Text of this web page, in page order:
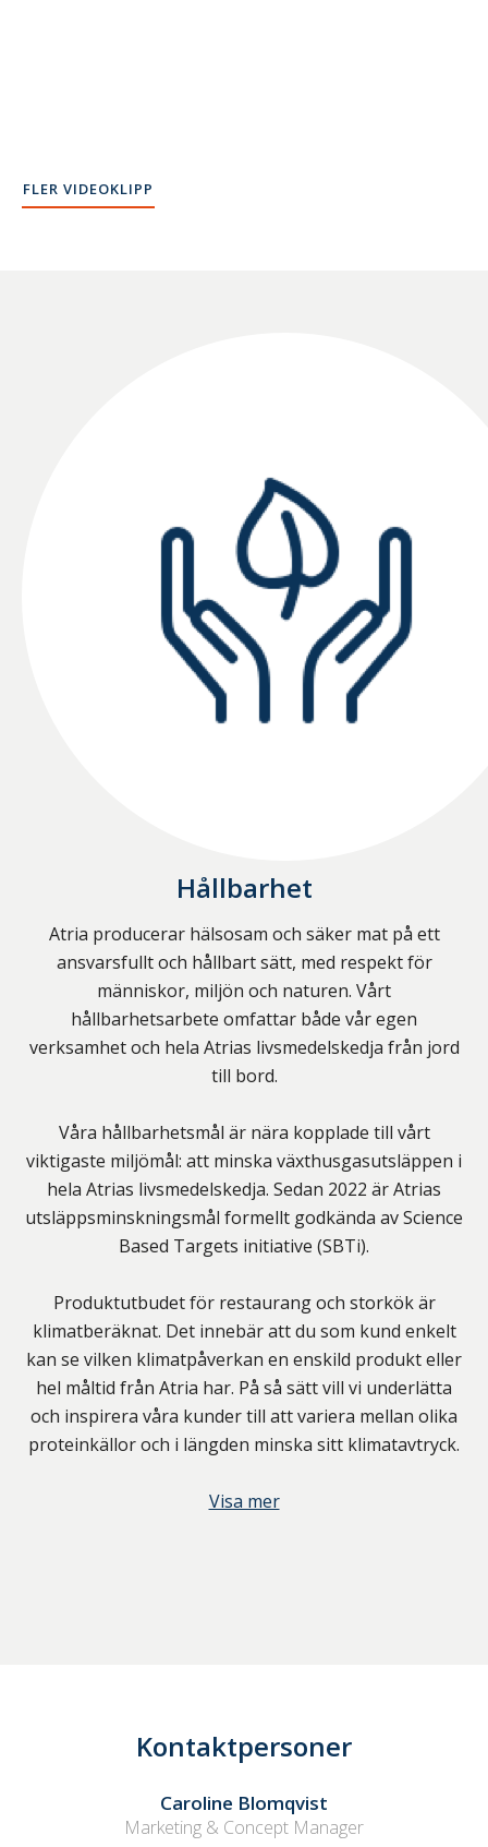
FLER VIDEOKLIPP
Hållbarhet
Atria producerar hälsosam och säker mat på ett
ansvarsfullt och hållbart sätt, med respekt för
människor, miljön och naturen. Vårt
hållbarhetsarbete omfattar både vår egen
verksamhet och hela Atrias livsmedelskedja från jord
till bord.
Våra hållbarhetsmål är nära kopplade till vårt
viktigaste miljömål: att minska växthusgasutsläppen i
hela Atrias livsmedelskedja. Sedan 2022 är Atrias
utsläppsminskningsmål formellt godkända av Science
Based Targets initiative (SBTi).
Produktutbudet för restaurang och storkök är
klimatberäknat. Det innebär att du som kund enkelt
kan se vilken klimatpåverkan en enskild produkt eller
hel måltid från Atria har. På så sätt vill vi underlätta
och inspirera våra kunder till att variera mellan olika
proteinkällor och i längden minska sitt klimatavtryck.
Visa mer
Kontaktpersoner
Caroline Blomqvist
Marketing & Concept Manager